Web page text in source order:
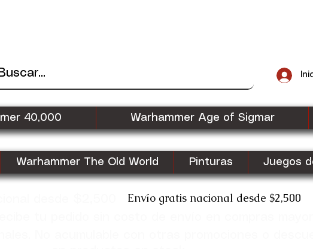
40,000 Warhammer Age of Sigmar
Warhammer The Old World Pinturas Juegos
Envío gratis nacional desde $2,500